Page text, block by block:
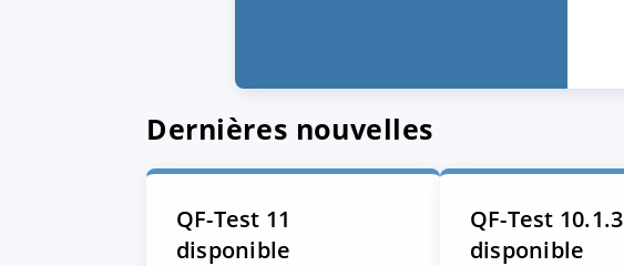
Dernières nouvelles
QF-Test 11
disponible
QF-Test 10.1.3
disponible